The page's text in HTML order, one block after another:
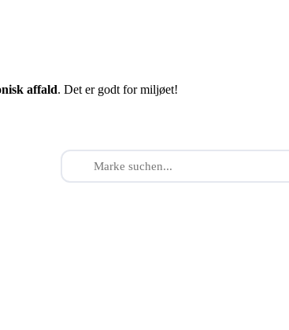
affald. Det er godt for miljøet!